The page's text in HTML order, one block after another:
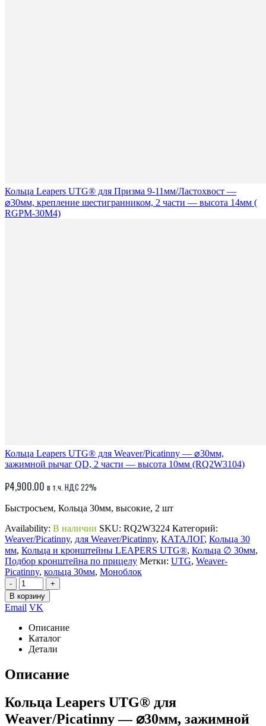
Кольца Leapers UTG® для Призма 9-11мм/Ластохвост —
⌀30мм, крепление шестигранником, 2 части — высота 14мм (
RGPM-30M4)
Кольца Leapers UTG® для Weaver/Picatinny — ⌀30мм,
зажимной рычаг QD, 2 части — высота 10мм (RQ2W3104)
₽4,900.00 в т.ч. НДС 22%
Быстросъем, Кольца 30мм, высокие, 2 шт
Availability: В наличии SKU: RQ2W3224 Категорий:
Weaver/Picatinny, для Weaver/Picatinny, КАТАЛОГ, Кольца 30
мм, Кольца и кронштейны LEAPERS UTG®, Кольца ∅ 30мм,
Подбор кронштейна по прицелу Метки: UTG, Weaver-
Picatinny, кольца 30мм, Моноблок
-
+
В корзину
Email VK
Описание
Каталог
Детали
Описание
Кольца Leapers UTG® для
Weaver/Picatinny — ⌀30мм, зажимной